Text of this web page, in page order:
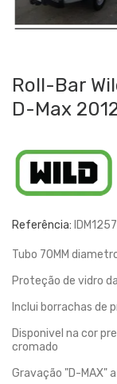
Roll-Bar
D-Max
Referência:
Tubo 70MM
Proteção de vidro
Inclui borrachas de
Disponivel na cor
cromado
Gravação "D-MAX"